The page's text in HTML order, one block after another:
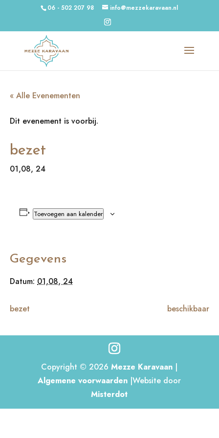
06 - 502 207 98 info@mezzekaravaan.nl
« Alle Evenementen
Dit evenement is voorbij.
bezet
01,08, 24
Toevoegen aan kalender
Gegevens
Datum: 01,08, 24
bezet beschikbaar
Copyright © 2026Mezze Karavaan |
Algemene voorwaarden |Website door
Misterdot